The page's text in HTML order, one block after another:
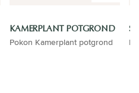
KAMERPLANT POTGROND
Pokon Kamerplant potgrond